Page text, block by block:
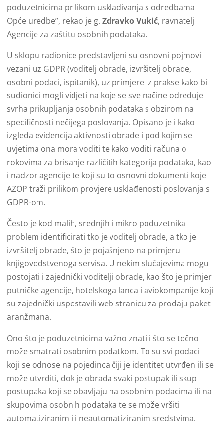
poduzetnicima prilikom usklađivanja s odredbama
Opće uredbe”, rekao je g. Zdravko Vukić, ravnatelj
Agencije za zaštitu osobnih podataka.
U sklopu radionice predstavljeni su osnovni pojmovi
vezani uz GDPR (voditelj obrade, izvršitelj obrade,
osobni podaci, ispitanik), uz primjere iz prakse kako bi
sudionici mogli vidjeti na koje se sve načine određuje
svrha prikupljanja osobnih podataka s obzirom na
specifičnosti nečijega poslovanja. Opisano je i kako
izgleda evidencija aktivnosti obrade i pod kojim se
uvjetima ona mora voditi te kako voditi računa o
rokovima za brisanje različitih kategorija podataka, kao
i nadzor agencije te koji su to osnovni dokumenti koje
AZOP traži prilikom provjere usklađenosti poslovanja s
GDPR-om.
Često je kod malih, srednjih i mikro poduzetnika
problem identificirati tko je voditelj obrade, a tko je
izvršitelj obrade, što je pojašnjeno na primjeru
knjigovodstvenoga servisa. U nekim slučajevima mogu
postojati i zajednički voditelji obrade, kao što je primjer
putničke agencije, hotelskoga lanca i aviokompanije koji
su zajednički uspostavili web stranicu za prodaju paket
aranžmana.
Ono što je poduzetnicima važno znati i što se točno
može smatrati osobnim podatkom. To su svi podaci
koji se odnose na pojedinca čiji je identitet utvrđen ili se
može utvrditi, dok je obrada svaki postupak ili skup
postupaka koji se obavljaju na osobnim podacima ili na
skupovima osobnih podataka te se može vršiti
automatiziranim ili neautomatiziranim sredstvima.